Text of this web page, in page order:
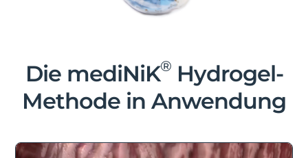
Die mediNiK®Hydrogel-
Methode in Anwendung